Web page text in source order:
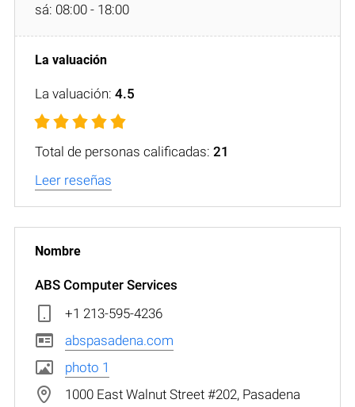
sá: 08:00 - 18:00
La valuación: 4.5
Total de personas calificadas: 21
Leer reseñas
ABS Computer Services
+1 213-595-4236
abspasadena.com
photo 1
1000 East Walnut Street #202, Pasadena